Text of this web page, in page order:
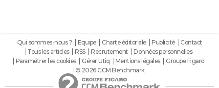
Qui sommes-nous ? Equipe Charte éditoriale Publicité
Contact
Tous les articles
RSS Recrutement
Données personnelles
Paramétrer les cookies
Gérer Utiq Mentions légales
Groupe Figaro
© 2026 CCM Benchmark